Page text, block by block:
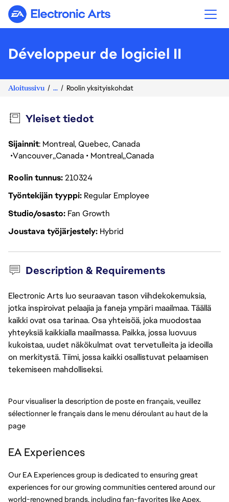
Electronic Arts
Développeur de logiciel II
Aloitussivu ... Roolin yksityiskohdat
Yleiset tiedot
Sijainnit: Montreal, Quebec, Canada
Vancouver Canada Montreal Canada
Roolin tunnus210324
Työntekijän tyyppi Regular Employee
Studio/osasto Fan Growth
Joustava työjärjestely Hybrid
Description & Requirements
Electronic Arts luo seuraavan tason viihdekokemuksia,
jotka inspiroivat pelaajia ja faneja ympäri maailmaa. Täällä
kaikki ovat osa tarinaa. Osa yhteisöä, joka muodostaa
yhteyksiä kaikkialla maailmassa. Paikka, jossa luovuus
kukoistaa, uudet näkökulmat ovat tervetulleita ja ideoilla
on merkitystä. Tiimi, jossa kaikki osallistuvat pelaamisen
tekemiseen mahdolliseksi.
Pour visualiser la description de poste en français, veuillez
sélectionner le français dans le menu déroulant au haut de la
page
EA Experiences
Our EA Experiences group is dedicated to ensuring great
experiences for our growing communities centered around our
world-renowned brands, including fan-favorites like Apex,